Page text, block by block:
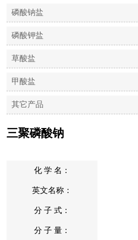
磷酸钠盐
磷酸钾盐
草酸盐
甲酸盐
其它产品
三聚磷酸钠
化 学 名：
英文名称：
分 子 式：
分 子 量：